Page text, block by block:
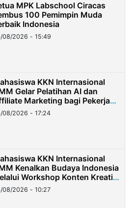
MPK Labschool Ciracas
100 Pemimpin Muda
Indonesia
08/2026 - 15:49
KKN Internasional
Gelar Pelatihan AI dan
Marketing bagi Pekerja
Indonesia di Taiwan
08/2026 - 17:24
KKN Internasional
Kenalkan Budaya Indonesia
Workshop Konten Kreatif
08/2026 - 10:27